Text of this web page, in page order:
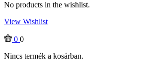
No products in the wishlist.
View Wishlist
0 0
Nincs termék a kosárban.